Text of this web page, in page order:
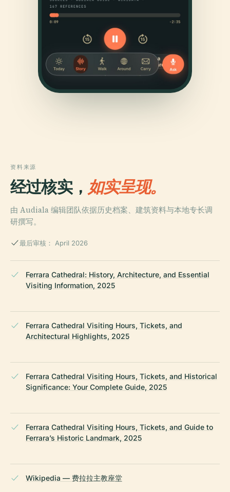
资料来源
经过核实， 如实呈现。
由 Audiala 编辑团队依据历史档案、建筑资料与本地专长调
研撰写。
最后审核： April 2026
Ferrara Cathedral: History, Architecture, and Essential
Visiting Information, 2025
Ferrara Cathedral Visiting Hours, Tickets, and
Architectural Highlights, 2025
Ferrara Cathedral Visiting Hours, Tickets, and Historical
Significance: Your Complete Guide, 2025
Ferrara Cathedral Visiting Hours, Tickets, and Guide to
Ferrara’s Historic Landmark, 2025
Wikipedia — 费拉拉主教座堂